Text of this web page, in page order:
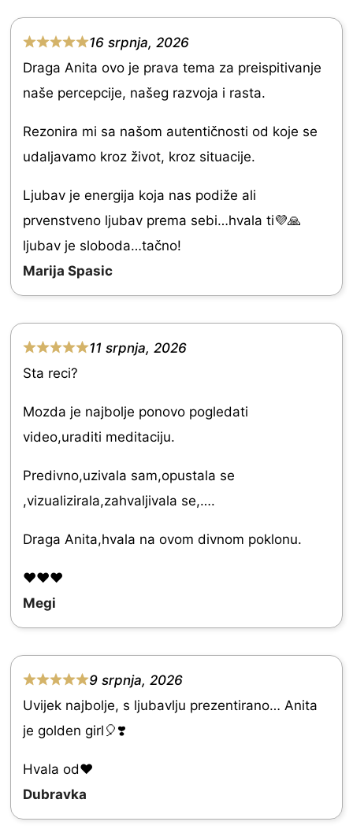
o
u
t
o
f
t
e
d
.
0
o
u
f
5
16 srpnja, 2026
Draga Anita ovo je prava tema za preispitivanje
naše percepcije, našeg razvoja i rasta.
Rezonira mi sa našom autentičnosti od koje se
udaljavamo kroz život, kroz situacije.
Ljubav je energija koja nas podiže ali
prvenstveno ljubav prema sebi…hvala ti💜🙏
ljubav je sloboda…tačno!
Marija Spasic
t
e
5
.
0
u
t
5
11 srpnja, 2026
Sta reci?
Mozda je najbolje ponovo pogledati
video,uraditi meditaciju.
Predivno,uzivala sam,opustala se
,vizualizirala,zahvaljivala se,….
Draga Anita,hvala na ovom divnom poklonu.
❤️❤️❤️
Megi
e
d
5
9 srpnja, 2026
Uvijek najbolje, s ljubavlju prezentirano… Anita
je golden girl🎈❣️
Hvala od♥️
Dubravka